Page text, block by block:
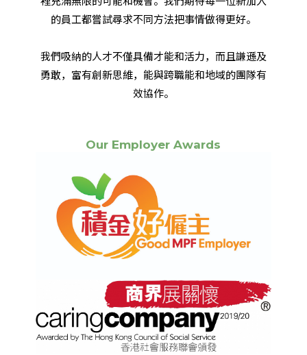
的員工都嘗試尋求不同方法把事情做得更好。
我們吸納的人才不僅具備才能和活力，而且謙遜及
勇敢，富有創新思維，能與跨職能和地域的團隊有
效協作。
Our Employer Awards